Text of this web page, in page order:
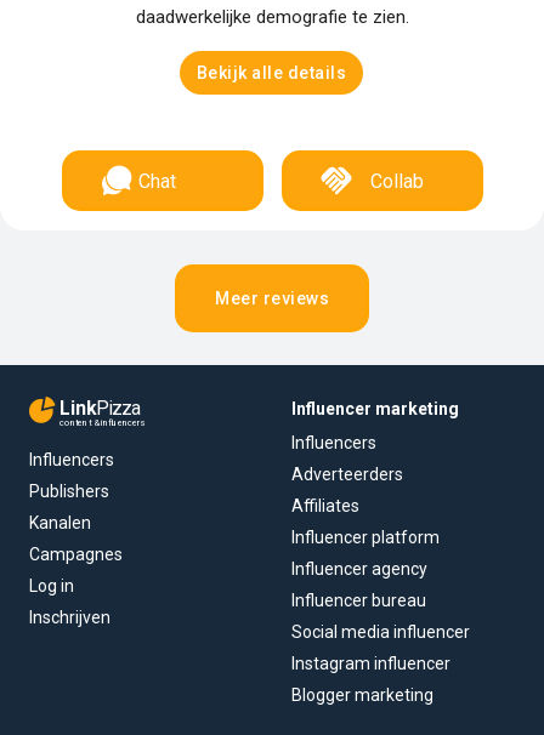
daadwerkelijke demografie te zien.
Bekijk alle details
Chat Collab
Meer reviews
LinkPizza
content & influencers
Influencers
Publishers
Kanalen
Campagnes
Log in
Inschrijven
Influencer marketing
Influencers
Adverteerders
Affiliates
Influencer platform
Influencer agency
Influencer bureau
Social media influencer
Instagram influencer
Blogger marketing